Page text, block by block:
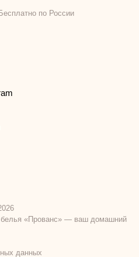
по России
белья «Прованс» — ваш домашний
данных